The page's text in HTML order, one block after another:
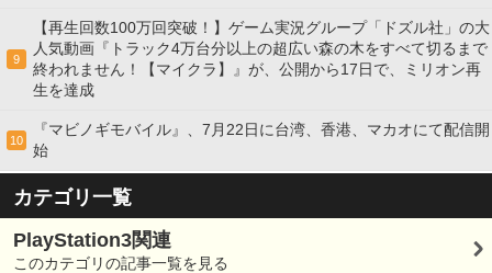
9
【再生回数100万回突破！】ゲーム実況グループ「ドズル社」の大
人気動画『トラック4万台分以上の超広い森の木をすべて切るまで
終われません！【マイクラ】』が、公開から17日で、ミリオン再
生を達成
10
『マビノギモバイル』、7月22日に台湾、香港、マカオにて配信開
始
カテゴリ一覧
PlayStation3関連
このカテゴリの記事一覧を見る